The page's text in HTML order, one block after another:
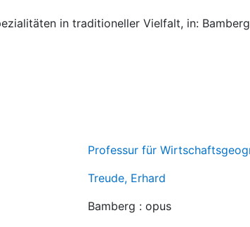
in traditioneller Vielfalt, in:
Professur für
Treude, Erhard
Bamberg : opus